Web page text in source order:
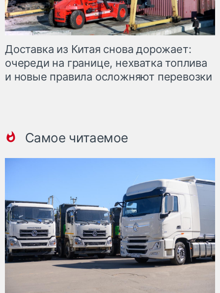
Доставка из Китая снова дорожает:
очереди на границе, нехватка топлива
и новые правила осложняют перевозки
Самое читаемое